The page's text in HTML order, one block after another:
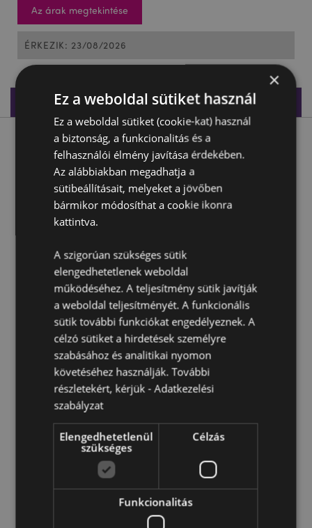
Az árak megtekintése
ÉRKEZIK: 23/08/2026
Termékleírás
Termékleírás
Autóillatosító, Karácsonyi - Karácsonyfa - Karácsonyi Csapat
(Borsmenta)
Anyaga:
Illatanyag
Illat: Borsmenta
Biztonsági információ:Gyerekektől távol tartandó. Az
összes biztonsági információ és az illatanyag
összetétele a csomagoláson feltüntetve. Ne fektesse le
semmilyen felszínre, mivel a illatosítóban lévő olajok
foltosodást vagy kárt okozhatnak.
Ünnep/Szezon/Alkalom:Karácsony
Termékjellemzők
További
Információ
Magasság 9cm Szélesség 4cm Vastagság 0.1cm
5055071512995
240
0.014000
Nem
×
Ez a weboldal sütiket használ
Ez a weboldal sütiket (cookie-kat) használ
a biztonság, a funkcionalitás és a
felhasználói élmény javítása érdekében.
Az alábbiakban megadhatja a
sütibeállításait, melyeket a jövőben
bármikor módosíthat a cookie ikonra
kattintva.
A szigorúan szükséges sütik
elengedhetetlenek weboldal
működéséhez. A teljesítmény sütik javítják
a weboldal teljesítményét. A funkcionális
sütik további funkciókat engedélyeznek. A
célzó sütiket a hirdetések személyre
szabásához és analitikai nyomon
követéséhez használják. További
részletekért, kérjük -Adatkezelési
szabályzat
Elengedhetetlenül
szükséges
Célzás
Funkcionalitás